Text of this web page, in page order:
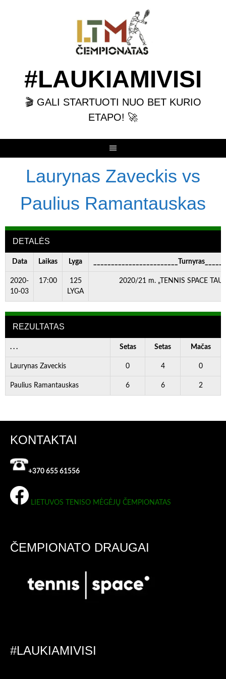
#LAUKIAMIVISI
🎬 GALI STARTUOTI NUO BET KURIO
ETAPO! 🚀
Laurynas Zaveckis vs
Paulius Ramantauskas
DETALĖS
Data Laikas Lyga
2020-
10-03
17:00
125
LYGA
2020/21 m. „TENNIS SPACE
REZULTATAS
. . . Setas Setas Mačas
Laurynas Zaveckis 0 4 0
Paulius Ramantauskas 6 6 2
KONTAKTAI
+370 655 61556
LIETUVOS TENISO MĖGĖJŲ ČEMPIONATAS
ČEMPIONATO DRAUGAI
#LAUKIAMIVISI